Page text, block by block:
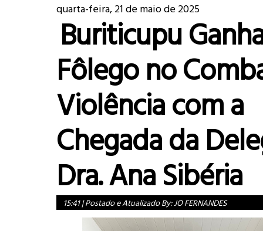
quarta-feira, 21 de maio de 2025
Buriticupu
Fôlego no
Violência com a
Chegada da
Dra. Ana Sibéria
15:41|Postado e Atualizado By:JO FERNANDES